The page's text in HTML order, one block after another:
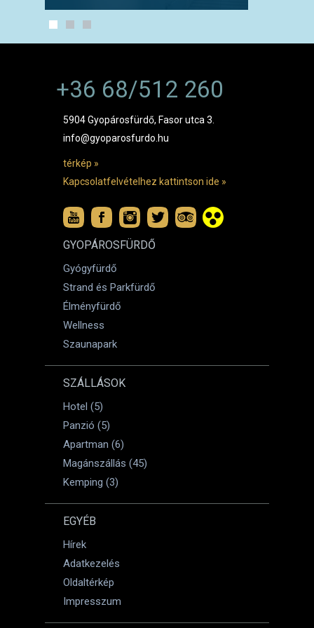
+36 68/512 260
5904 Gyopárosfürdő, Fasor utca 3.
info@gyoparosfurdo.hu
térkép »
Kapcsolatfelvételhez kattintson ide »
GYOPÁROSFÜRDŐ
Gyógyfürdő
Strand és Parkfürdő
Élményfürdő
Wellness
Szaunapark
SZÁLLÁSOK
Hotel (5)
Panzió (5)
Apartman (6)
Magánszállás (45)
Kemping (3)
EGYÉB
Hírek
Adatkezelés
Oldaltérkép
Impresszum